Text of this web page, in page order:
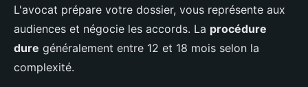
L'avocat prépare votre dossier, vous représente aux
audiences et négocie les accords. La procédure
dure généralement entre 12 et 18 mois selon la
complexité.